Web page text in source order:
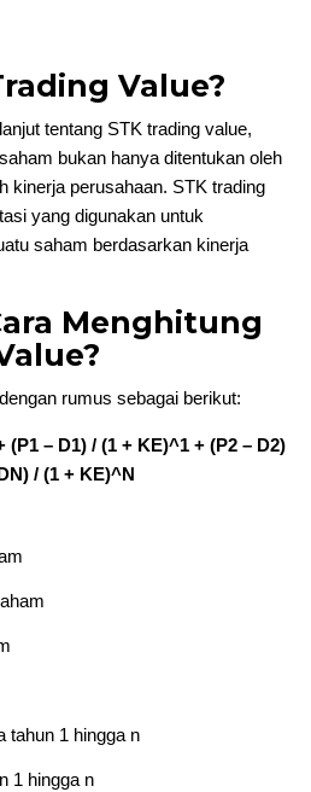
Value?
tentang STK trading value,
bukan hanya ditentukan oleh
kinerja perusahaan. STK trading
yang digunakan untuk
saham berdasarkan kinerja
Menghitung
rumus sebagai berikut:
(P1 – D1) / (1 + KE)^1 + (P2 – D2)
/ (1 + KE)^N
tahun 1 hingga n
1 hingga n